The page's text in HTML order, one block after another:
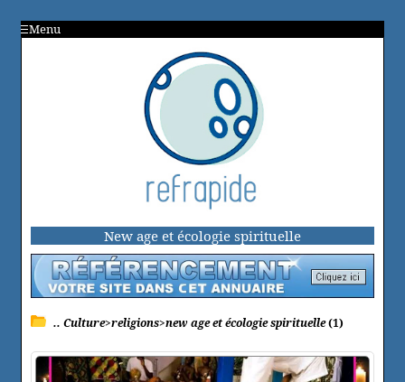
Menu
New age et écologie spirituelle
.. Culture>religions>new age et écologie spirituelle(1)